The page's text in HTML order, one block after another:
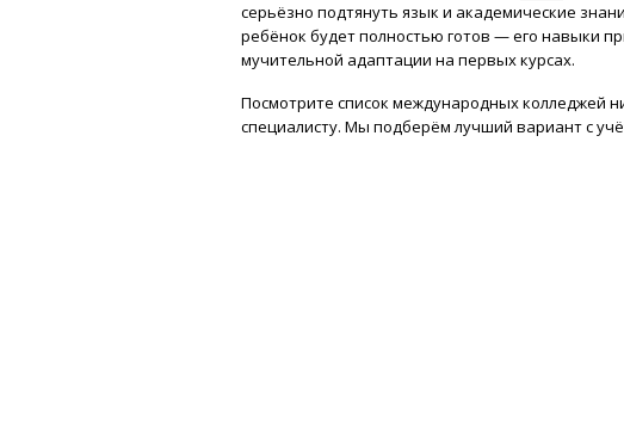
серьёзно подтянуть язык и академические
ребёнок будет полностью готов — его навыки
мучительной адаптации на первых курсах.
Посмотрите список международных колледжей
специалисту. Мы подберём лучший вариант с